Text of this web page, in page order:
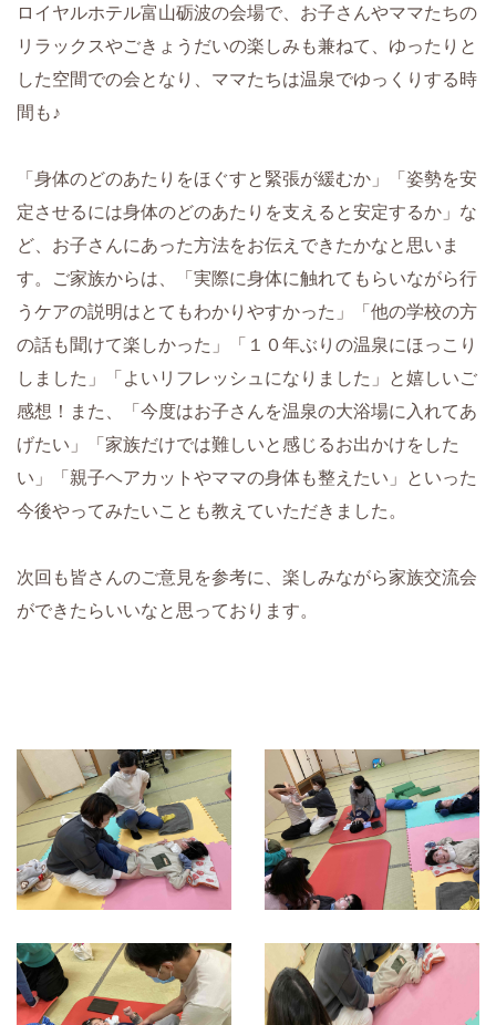
ロイヤルホテル富山砺波の会場で、お子さんやママたちの
リラックスやごきょうだいの楽しみも兼ねて、ゆったりと
した空間での会となり、ママたちは温泉でゆっくりする時
間も♪
「身体のどのあたりをほぐすと緊張が緩むか」「姿勢を安
定させるには身体のどのあたりを支えると安定するか」な
ど、お子さんにあった方法をお伝えできたかなと思いま
す。ご家族からは、「実際に身体に触れてもらいながら行
うケアの説明はとてもわかりやすかった」「他の学校の方
の話も聞けて楽しかった」「１０年ぶりの温泉にほっこり
しました」「よいリフレッシュになりました」と嬉しいご
感想！また、「今度はお子さんを温泉の大浴場に入れてあ
げたい」「家族だけでは難しいと感じるお出かけをした
い」「親子ヘアカットやママの身体も整えたい」といった
今後やってみたいことも教えていただきました。
次回も皆さんのご意見を参考に、 楽しみながら家族交流会
ができたらいいなと思っております。